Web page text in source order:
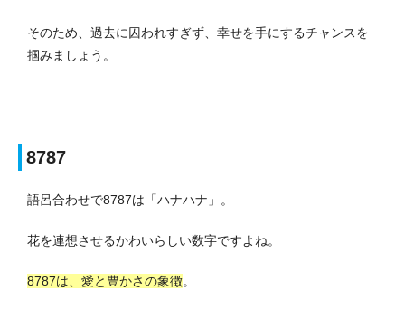
そのため、過去に囚われすぎず、幸せを手にするチャンスを
掴みましょう。
8787
語呂合わせで8787は「ハナハナ」。
花を連想させるかわいらしい数字ですよね。
8787は、愛と豊かさの象徴。